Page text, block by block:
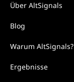
Über AltSignals
Blog
Warum AltSignals?
Ergebnisse